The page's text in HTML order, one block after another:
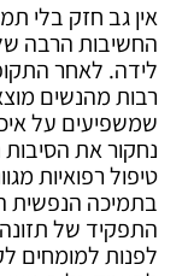
אין גב חזק בלי
החשיבות הרבה
לידה. לאחר
רבות מהנשים
שמשפיעים על
נחקור את הסיבות
טיפול רפואיות
בתמיכה הנפשית
התפקיד של תזונה
לפנות למומחים